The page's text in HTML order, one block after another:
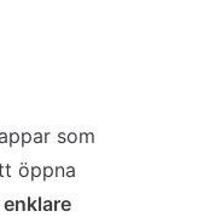
som
öppna
enklare